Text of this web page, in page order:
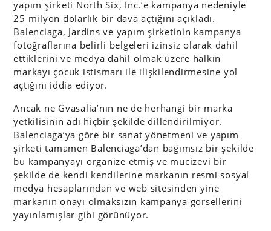
yapım şirketi North Six, Inc.’e kampanya nedeniyle
25 milyon dolarlık bir dava açtığını açıkladı.
Balenciaga, Jardins ve yapım şirketinin kampanya
fotoğraflarına belirli belgeleri izinsiz olarak dahil
ettiklerini ve medya dahil olmak üzere halkın
markayı çocuk istismarı ile ilişkilendirmesine yol
açtığını iddia ediyor.
Ancak ne Gvasalia’nın ne de herhangi bir marka
yetkilisinin adı hiçbir şekilde dillendirilmiyor.
Balenciaga’ya göre bir sanat yönetmeni ve yapım
şirketi tamamen Balenciaga’dan bağımsız bir şekilde
bu kampanyayı organize etmiş ve mucizevi bir
şekilde de kendi kendilerine markanın resmi sosyal
medya hesaplarından ve web sitesinden yine
markanın onayı olmaksızın kampanya görsellerini
yayınlamışlar gibi görünüyor.